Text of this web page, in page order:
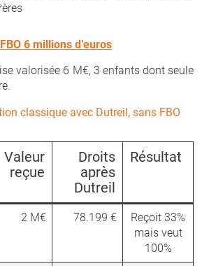
6 millions d’euros
valorisée 6 M€, 3 enfants dont seule
classique avec Dutreil, sans FBO
Valeur
reçue
Droits
après
Dutreil
Résultat
2 M€ 78.199 €
Reçoit 33%
mais veut
100%